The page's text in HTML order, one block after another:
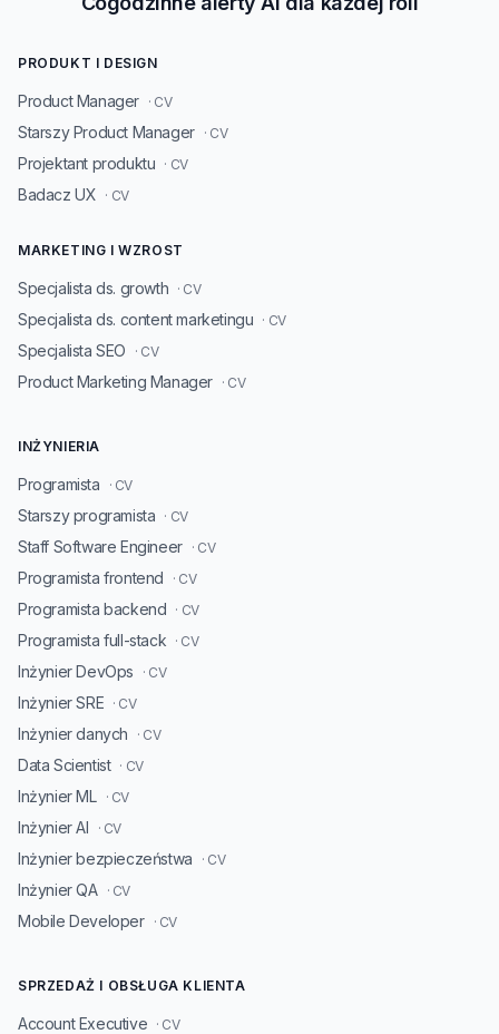
PRODUKT I DESIGN
Product Manager · CV
Starszy Product Manager · CV
Projektant produktu · CV
Badacz UX · CV
MARKETING I WZROST
Specjalista ds. growth · CV
Specjalista ds. content marketingu · CV
Specjalista SEO · CV
Product Marketing Manager · CV
INŻYNIERIA
Programista · CV
Starszy programista · CV
Staff Software Engineer · CV
Programista frontend · CV
Programista backend · CV
Programista full-stack · CV
Inżynier DevOps · CV
Inżynier SRE · CV
Inżynier danych · CV
Data Scientist · CV
Inżynier ML · CV
Inżynier AI · CV
Inżynier bezpieczeństwa · CV
Inżynier QA · CV
Mobile Developer · CV
SPRZEDAŻ I OBSŁUGA KLIENTA
Account Executive · CV